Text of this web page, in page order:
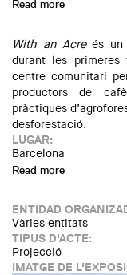
Read more
With an Acreés un
durant les
centre comunitari
productors de
pràctiques
desforestació.
LUGAR:
Barcelona
Read more
ENTIDAD
Vàries entitats
TIPUS D'ACTE:
Projecció
IMATGE DE